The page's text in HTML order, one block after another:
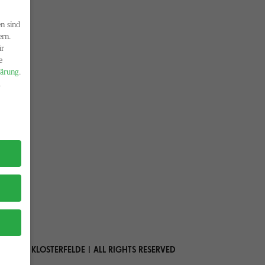
MARIA KLOSTERFELDE | ALL RIGHTS RESERVED
sind
.